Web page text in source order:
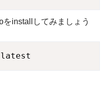
installしてみましょう